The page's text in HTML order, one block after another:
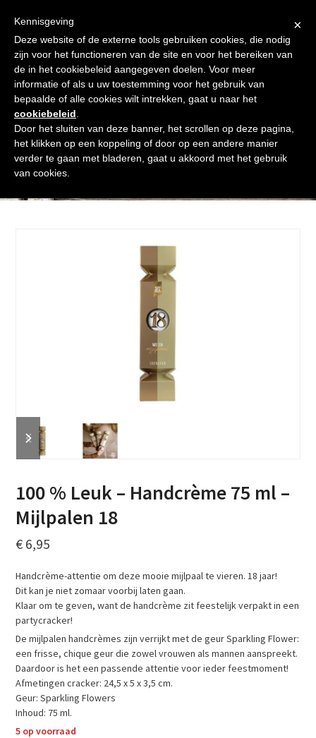
content
Afrekenen
Winkelmand Shop
Open
mobile
menu
Close
mobile
menu
Shop
previous
slide
next
slide
100 % Leuk – Handcrème 75 ml –
Mijlpalen 18
€ 6,95
Handcrème-attentie om deze mooie mijlpaal te vieren. 18 jaar!
Dit kan je niet zomaar voorbij laten gaan.
Klaar om te geven, want de handcrème zit feestelijk verpakt in een
partycracker!
De mijlpalen handcrèmes zijn verrijkt met de geur Sparkling Flower:
een frisse, chique geur die zowel vrouwen als mannen aanspreekt.
Daardoor is het een passende attentie voor ieder feestmoment!
Afmetingen cracker: 24,5 x 5 x 3,5 cm.
Geur: Sparkling Flowers
Inhoud: 75 ml.
5 op voorraad
×
Kennisgeving
Deze website of de externe tools gebruiken cookies, die nodig
zijn voor het functioneren van de site en voor het bereiken van
de in het cookiebeleid aangegeven doelen. Voor meer
informatie of als u uw toestemming voor het gebruik van
bepaalde of alle cookies wilt intrekken, gaat u naar het
cookiebeleid
Door het sluiten van deze banner, het scrollen op deze pagina,
het klikken op een koppeling of door op een andere manier
verder te gaan met bladeren, gaat u akkoord met het gebruik
van cookies.